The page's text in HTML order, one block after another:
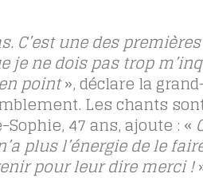
C’est une des
je ne dois pas trop
point», déclare la
Les chants
47 ans, ajoute : «
plus l’énergie de le
pour leur dire merci !